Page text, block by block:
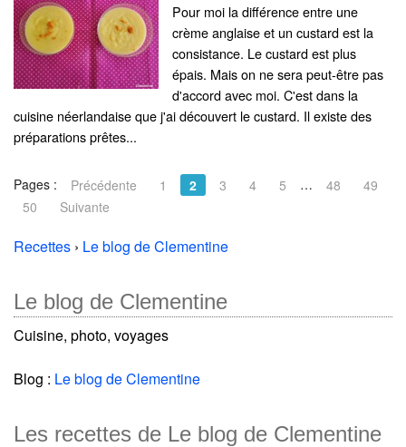
Pour moi la différence entre une
crème anglaise et un custard est la
consistance. Le custard est plus
épais. Mais on ne sera peut-être pas
d'accord avec moi. C'est dans la
cuisine néerlandaise que j'ai découvert le custard. Il existe des
préparations prêtes...
Pages : Précédente 1 2 3 4 5 … 48
49
50
Suivante
Recettes › Le blog de Clementine
Le blog de Clementine
Cuisine, photo, voyages
Blog : Le blog de Clementine
Les recettes de Le blog de Clementine